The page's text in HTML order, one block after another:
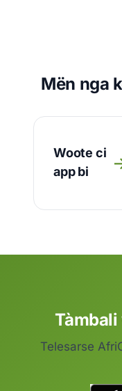
Mën nga
Woote ci
app bi
Telesarse